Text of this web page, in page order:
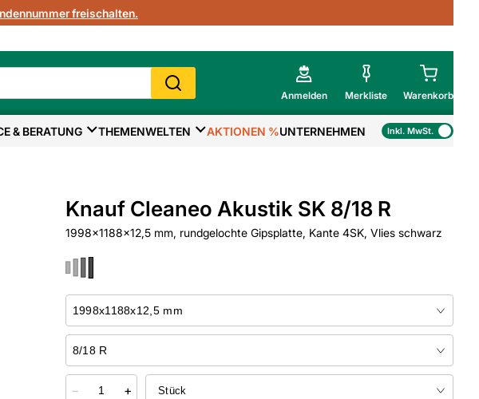
freischalten.
Anmelden Merkliste Warenkorb
Mein Warenkorb
Zur Kasse
& BERATUNG THEMENWELTEN AKTIONEN %UNTERNEHMEN Inkl. MwSt.
Knauf Cleaneo Akustik SK 8/18 R
1998x1188x12,5 mm, rundgelochte Gipsplatte, Kante 4SK, Vlies schwarz
− +